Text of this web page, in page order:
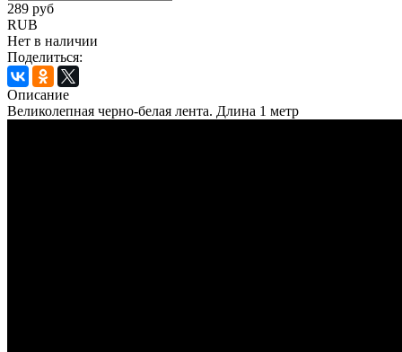
289 руб
RUB
Нет в наличии
Поделиться:
Описание
Великолепная черно-белая лента. Длина 1 метр